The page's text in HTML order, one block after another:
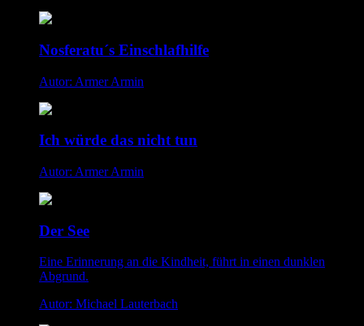
Nosferatu´s Einschlafhilfe
Autor: Armer Armin
Ich würde das nicht tun
Autor: Armer Armin
Der See
Eine Erinnerung an die Kindheit, führt in einen dunklen
Abgrund.
Autor: Michael Lauterbach